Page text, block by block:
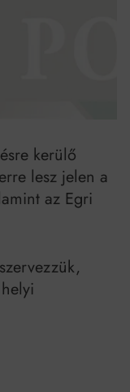
kerülő
lesz jelen a
az Egri